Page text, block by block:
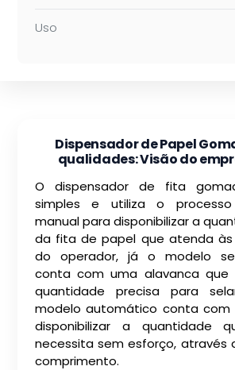
Uso
Dispensador de Papel
qualidades: Visão do
O dispensador de fita
simples e utiliza o processo
manual para disponibilizar a
da fita de papel que atenda às
do operador, já o modelo
conta com uma alavanca que
quantidade precisa para
modelo automático conta com
disponibilizar a quantidade
necessita sem esforço, através
comprimento.